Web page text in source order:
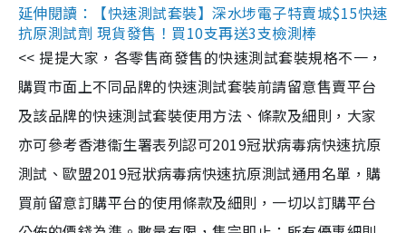
延伸閱讀：【快速測試套裝】深水埗電子特賣城$15快速
抗原測試劑 現貨發售！買10支再送3支檢測棒
<< 提提大家，各零售商發售的快速測試套裝規格不一，
購買市面上不同品牌的快速測試套裝前請留意售賣平台
及該品牌的快速測試套裝使用方法、條款及細則，大家
亦可參考香港衞生署表列認可2019冠狀病毒病快速抗原
測試、歐盟2019冠狀病毒病快速抗原測試通用名單，購
買前留意訂購平台的使用條款及細則，一切以訂購平台